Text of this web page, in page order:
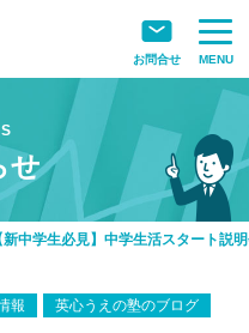
MENU
お問合せ
せ
新中学生必見】中学生活スタート説
報
英心うえの塾のブログ